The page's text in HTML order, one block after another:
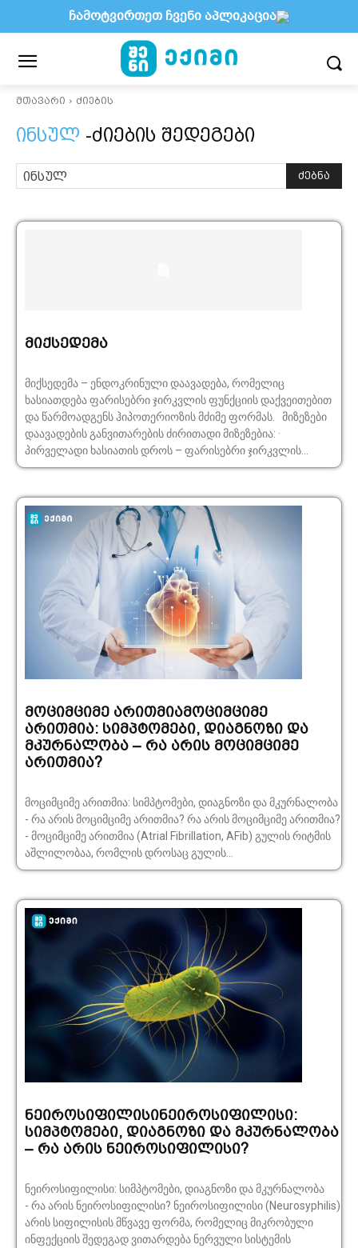
მთავარი ძიების
ინსულ -ძიების შედეგები
ძებნა
მიქსედემა
მიქსედემა – ენდოკრინული დაავადება, რომელიც
ხასიათდება ფარისებრი ჯირკვლის ფუნქციის დაქვეითებით
და წარმოადგენს ჰიპოთერიოზის მძიმე ფორმას. მიზეზები
დაავადების განვითარების ძირითადი მიზეზებია: ·
პირველადი ხასიათის დროს – ფარისებრი ჯირკვლის...
მოციმციმე არითმიამოციმციმე
არითმია: სიმპტომები, დიაგნოზი და
მკურნალობა – რა არის მოციმციმე
არითმია?
მოციმციმე არითმია: სიმპტომები, დიაგნოზი და მკურნალობა
- რა არის მოციმციმე არითმია? რა არის მოციმციმე არითმია?
- მოციმციმე არითმია (Atrial Fibrillation, AFib) გულის რიტმის
აშლილობაა, რომლის დროსაც გულის...
ნეიროსიფილისინეიროსიფილისი:
სიმპტომები, დიაგნოზი და მკურნალობა
– რა არის ნეიროსიფილისი?
ნეიროსიფილისი: სიმპტომები, დიაგნოზი და მკურნალობა
- რა არის ნეიროსიფილისი? ნეიროსიფილისი (Neurosyphilis)
არის სიფილისის მწვავე ფორმა, რომელიც მიკრობული
ინფექციის შედეგად ვითარდება ნერვული სისტემის
ჩამოტვირთეთ ჩვენი აპლიკაცია